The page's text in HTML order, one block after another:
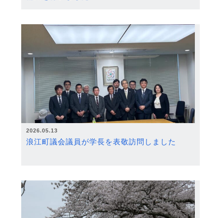
2026.05.13
浪江町議会議員が学長を表敬訪問しました